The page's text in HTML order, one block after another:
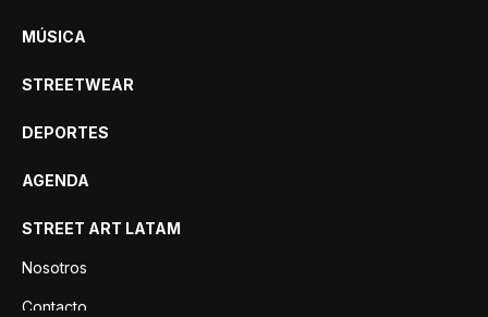
MÚSICA
STREETWEAR
DEPORTES
AGENDA
STREET ART LATAM
Nosotros
Contacto